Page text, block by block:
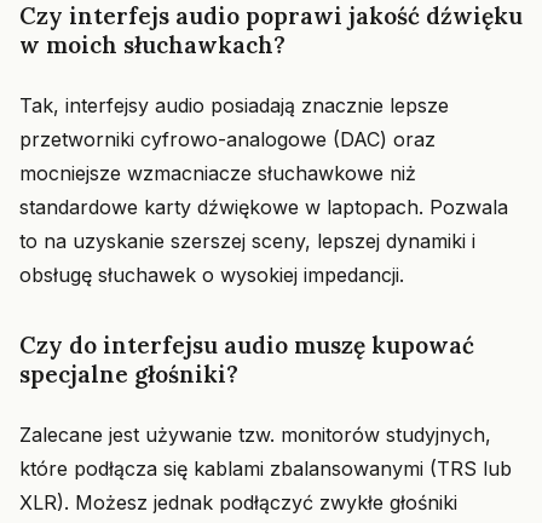
Czy interfejs audio poprawi jakość dźwięku
w moich słuchawkach?
Tak, interfejsy audio posiadają znacznie lepsze
przetworniki cyfrowo-analogowe (DAC) oraz
mocniejsze wzmacniacze słuchawkowe niż
standardowe karty dźwiękowe w laptopach. Pozwala
to na uzyskanie szerszej sceny, lepszej dynamiki i
obsługę słuchawek o wysokiej impedancji.
Czy do interfejsu audio muszę kupować
specjalne głośniki?
Zalecane jest używanie tzw. monitorów studyjnych,
które podłącza się kablami zbalansowanymi (TRS lub
XLR). Możesz jednak podłączyć zwykłe głośniki